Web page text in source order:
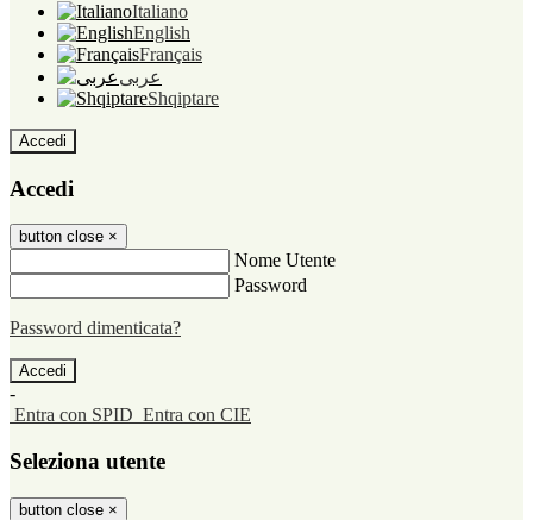
Italiano
English
Français
عربى
Shqiptare
Accedi
Accedi
button close ×
Nome Utente
Password
Password dimenticata?
-
Entra con SPID Entra con CIE
Seleziona utente
button close ×